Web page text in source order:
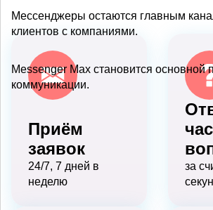
Мессенджеры остаются главным
клиентов с компаниями.
Messenger Max становится основной
коммуникации.
Приём
заявок
24/7, 7 дней в
неделю
за